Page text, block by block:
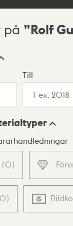
Rolf
Karta
Till
(0)
0)